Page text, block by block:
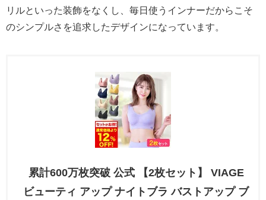
リルといった装飾をなくし、毎日使うインナーだからこそ
のシンプルさを追求したデザインになっています。
累計600万枚突破 公式 【2枚セット】 VIAGE
ビューティ アップ ナイトブラ バストアップ ブ